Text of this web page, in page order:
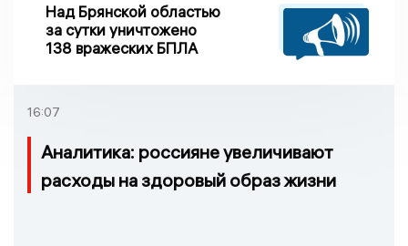
Над Брянской областью
за сутки уничтожено
138 вражеских БПЛА
16:07
Аналитика: россияне увеличивают
расходы на здоровый образ жизни